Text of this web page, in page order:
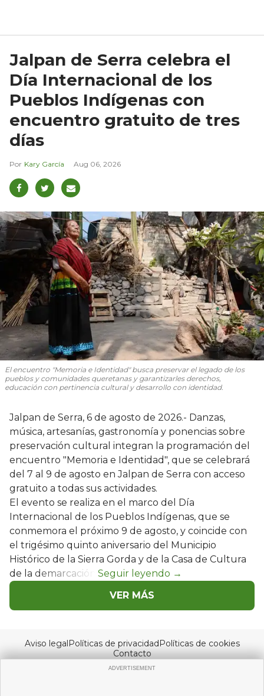
Jalpan de Serra celebra el
Día Internacional de los
Pueblos Indígenas con
encuentro gratuito de tres
días
Kary García Aug 06, 2026
El encuentro "Memoria e Identidad" busca preservar el legado de los
pueblos y comunidades queretanas y garantizarles derechos,
educación con pertinencia cultural y desarrollo con identidad.
Jalpan de Serra, 6 de agosto de 2026.- Danzas,
música, artesanías, gastronomía y ponencias sobre
preservación cultural integran la programación del
encuentro "Memoria e Identidad", que se celebrará
del 7 al 9 de agosto en Jalpan de Serra con acceso
gratuito a todas sus actividades.
El evento se realiza en el marco del Día
Internacional de los Pueblos Indígenas, que se
conmemora el próximo 9 de agosto, y coincide con
el trigésimo quinto aniversario del Municipio
Histórico de la Sierra Gorda y de la Casa de Cultura
de la demarcación.
VER MÁS
Aviso legalPolíticas de privacidadPolíticas de cookies
Contacto